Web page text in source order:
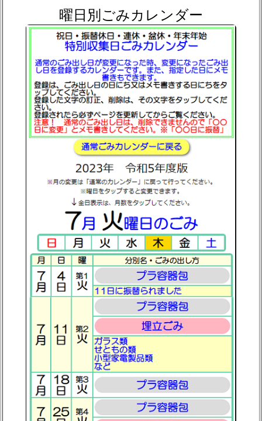
曜日別ごみカレンダー